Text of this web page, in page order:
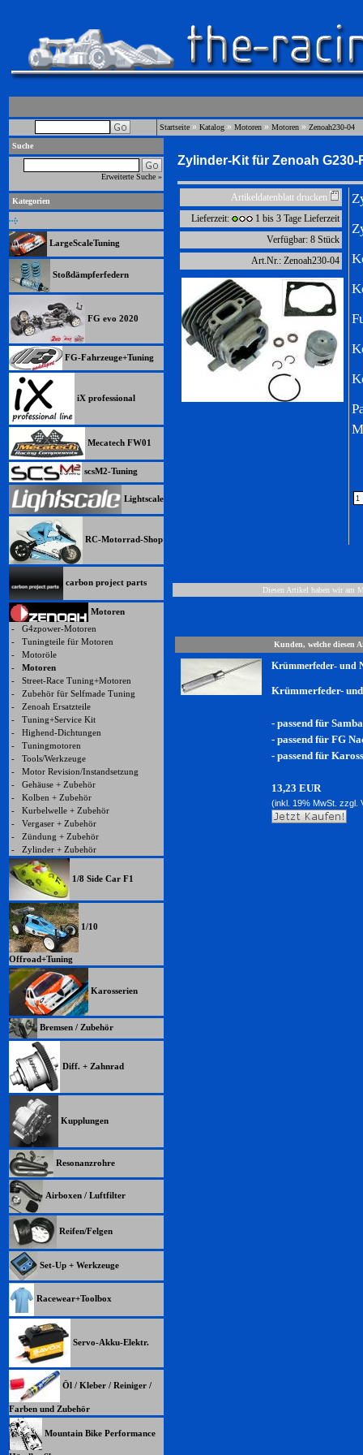
Startseite » Katalog » Motoren » Motoren » Zenoah230-04
Suche
Erweiterte Suche »
Kategorien
LargeScaleTuning
Stoßdämpferfedern
FG evo 2020
FG-Fahrzeuge+Tuning
iX professional
Mecatech FW01
scsM2-Tuning
Lightscale
RC-Motorrad-Shop
carbon project parts
Motoren
- G4zpower-Motoren
- Tuningteile für Motoren
- Motoröle
- Motoren
- Street-Race Tuning+Motoren
- Zubehör für Selfmade Tuning
- Zenoah Ersatzteile
- Tuning+Service Kit
- Highend-Dichtungen
- Tuningmotoren
- Tools/Werkzeuge
- Motor Revision/Instandsetzung
- Gehäuse + Zubehör
- Kolben + Zubehör
- Kurbelwelle + Zubehör
- Vergaser + Zubehör
- Zündung + Zubehör
- Zylinder + Zubehör
1/8 Side Car F1
1/10
Offroad+Tuning
Karosserien
Bremsen / Zubehör
Diff. + Zahnrad
Kupplungen
Resonanzrohre
Airboxen / Luftfilter
Reifen/Felgen
Set-Up + Werkzeuge
Racewear+Toolbox
Servo-Akku-Elektr.
Öl / Kleber / Reiniger /
Farben und Zubehör
Mountain Bike Performance
Zylinder-Kit für Zenoah G230-
Artikeldatenblatt drucken
Lieferzeit:
1 bis 3 Tage Lieferzeit
Verfügbar: 8 Stück
Art.Nr.: Zenoah230-04
Diesen Artikel haben wir am
Kunden, welche diesen
Krümmerfeder- und
Krümmerfeder-
- passend für
- passend für FG
- passend für
13,23 EUR
(inkl. 19% MwSt. zzgl.